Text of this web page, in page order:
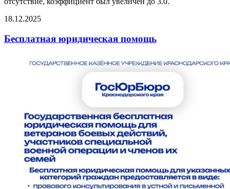
18.12.2025
Бесплатная юридическая помощь